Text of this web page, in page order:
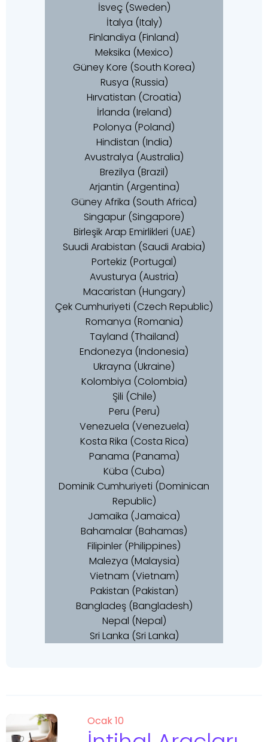
İsveç (Sweden)
İtalya (Italy)
Finlandiya (Finland)
Meksika (Mexico)
Güney Kore (South Korea)
Rusya (Russia)
Hırvatistan (Croatia)
İrlanda (Ireland)
Polonya (Poland)
Hindistan (India)
Avustralya (Australia)
Brezilya (Brazil)
Arjantin (Argentina)
Güney Afrika (South Africa)
Singapur (Singapore)
Birleşik Arap Emirlikleri (UAE)
Suudi Arabistan (Saudi Arabia)
Portekiz (Portugal)
Avusturya (Austria)
Macaristan (Hungary)
Çek Cumhuriyeti (Czech Republic)
Romanya (Romania)
Tayland (Thailand)
Endonezya (Indonesia)
Ukrayna (Ukraine)
Kolombiya (Colombia)
Şili (Chile)
Peru (Peru)
Venezuela (Venezuela)
Kosta Rika (Costa Rica)
Panama (Panama)
Küba (Cuba)
Dominik Cumhuriyeti (Dominican
Republic)
Jamaika (Jamaica)
Bahamalar (Bahamas)
Filipinler (Philippines)
Malezya (Malaysia)
Vietnam (Vietnam)
Pakistan (Pakistan)
Bangladeş (Bangladesh)
Nepal (Nepal)
Sri Lanka (Sri Lanka)
Ocak 10